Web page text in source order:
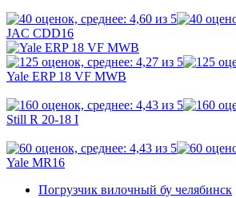
JAC CDD16
Yale ERP 18 VF MWB
Still R 20-18 I
Yale MR16
Погрузчик вилочный бу челябинск